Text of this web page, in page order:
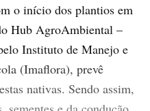
o início dos plantios em
Hub AgroAmbiental –
Instituto de Manejo e
(Imaflora), prevê
nativas. Sendo assim,